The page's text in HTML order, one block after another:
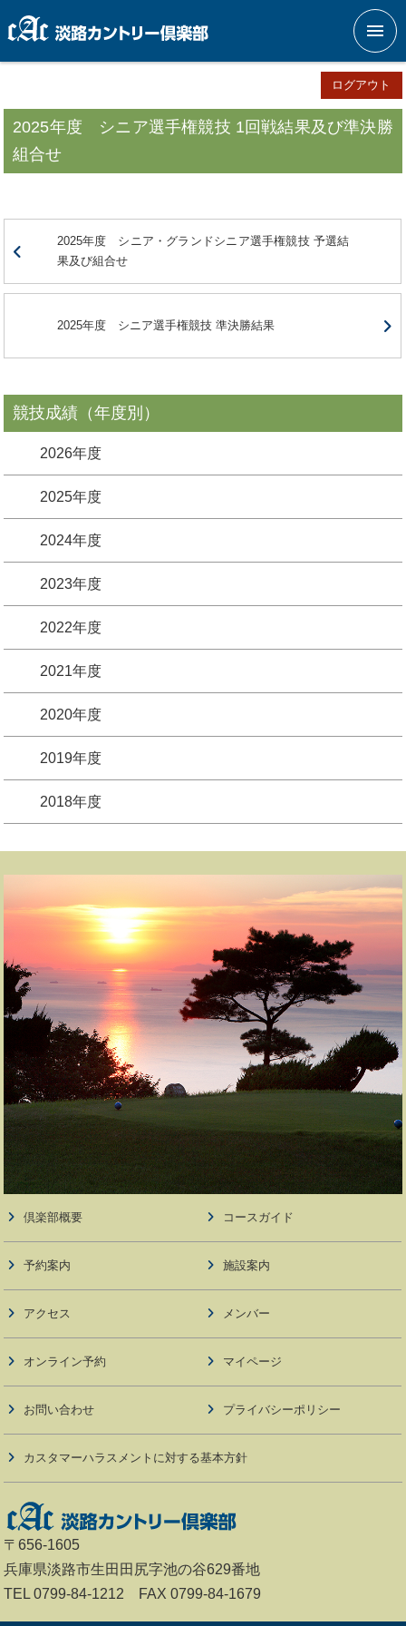
メニ
ログアウト
2025年度 シニア選手権競技 1回戦結果及び準決勝
組合せ
2025年度 シニア・グランドシニア選手権競技 予選結
果及び組合せ
2025年度 シニア選手権競技 準決勝結果
競技成績（年度別）
2026年度
2025年度
2024年度
2023年度
2022年度
2021年度
2020年度
2019年度
2018年度
倶楽部概要 コースガイド
予約案内 施設案内
アクセス メンバー
オンライン予約 マイページ
お問い合わせ プライバシーポリシー
カスタマーハラスメントに対する基本方針
〒656-1605
兵庫県淡路市生田田尻字池の谷629番地
TEL 0799-84-1212 FAX 0799-84-1679